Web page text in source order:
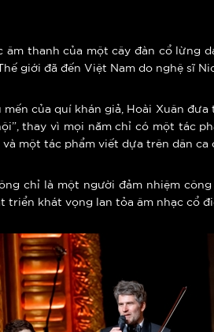
thanh của một cây đàn cổ lừng
giới đã đến Việt Nam do nghệ sĩ
mến của quí khán giả, Hoài Xuân
thay vì mọi năm chỉ có một tác
một tác phẩm viết dựa trên dân ca
chỉ là một người đảm nhiệm
khát vọng lan tỏa âm nhạc cổ